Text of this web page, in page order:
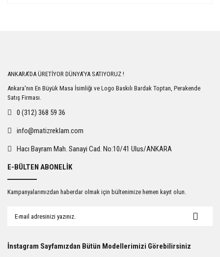
ANKARA'DA ÜRETİYOR DÜNYA'YA SATIYORUZ !
Ankara'nın En Büyük Masa İsimliği ve Logo Baskılı Bardak Toptan, Perakende
Satış Firması.
0 (312) 368 59 36
info@matizreklam.com
Hacı Bayram Mah. Sanayi Cad. No:10/41 Ulus/ANKARA
E-BÜLTEN ABONELİK
Kampanyalarımızdan haberdar olmak için bültenimize hemen kayıt olun.
İnstagram Sayfamızdan Bütün Modellerimizi Görebilirsiniz